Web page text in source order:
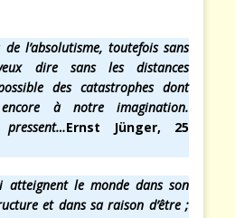
l’absolutisme, toutefois sans
dire sans les distances
des catastrophes dont
encore à notre imagination.
Ernst Jünger, 25
le monde dans son
et dans sa raison d’être ;